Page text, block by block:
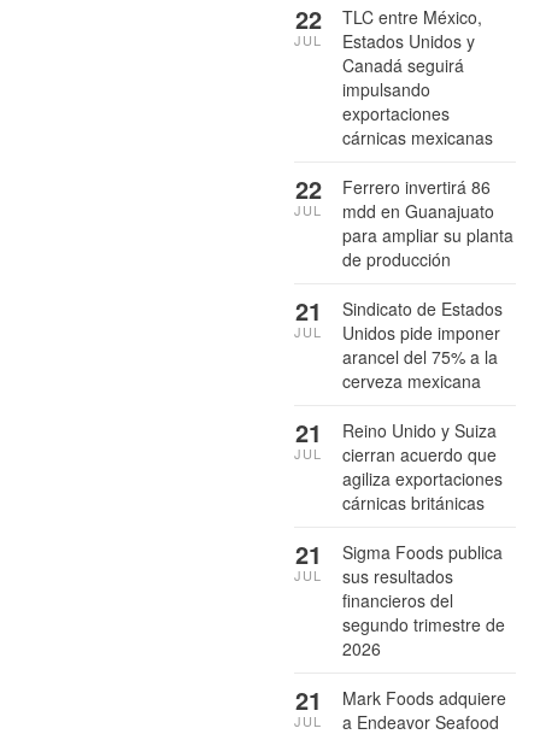
TLC entre México,
Estados Unidos y
Canadá seguirá
impulsando
exportaciones
cárnicas mexicanas
22
JUL
Ferrero invertirá 86
mdd en Guanajuato
para ampliar su planta
de producción
22
JUL
Sindicato de Estados
Unidos pide imponer
arancel del 75% a la
cerveza mexicana
21
JUL
Reino Unido y Suiza
cierran acuerdo que
agiliza exportaciones
cárnicas británicas
21
JUL
Sigma Foods publica
sus resultados
financieros del
segundo trimestre de
2026
21
JUL
Mark Foods adquiere
a Endeavor Seafood
21
JUL